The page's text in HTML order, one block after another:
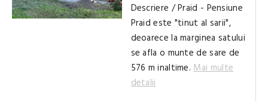
Descriere / Praid - Pensiune
Praid este "tinut al sarii",
deoarece la marginea satului
se afla o munte de sare de
576 m inaltime.Mai multe
detalii